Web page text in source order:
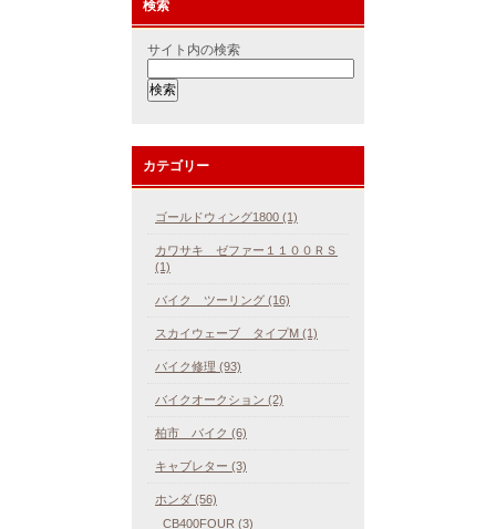
検索
サイト内の検索
カテゴリー
ゴールドウィング1800 (1)
カワサキ ゼファー１１００ＲＳ
(1)
バイク ツーリング (16)
スカイウェーブ タイプM (1)
バイク修理 (93)
バイクオークション (2)
柏市 バイク (6)
キャブレター (3)
ホンダ (56)
CB400FOUR (3)